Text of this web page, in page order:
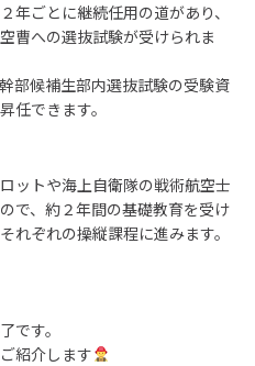
年ごとに継続任用の道があり、
曹への選抜試験が受けられま
部候補生部内選抜試験の受験資
任できます。
ットや海上自衛隊の戦術航空士
で、約２年間の基礎教育を受け
れぞれの操縦課程に進みます。
です。
紹介します